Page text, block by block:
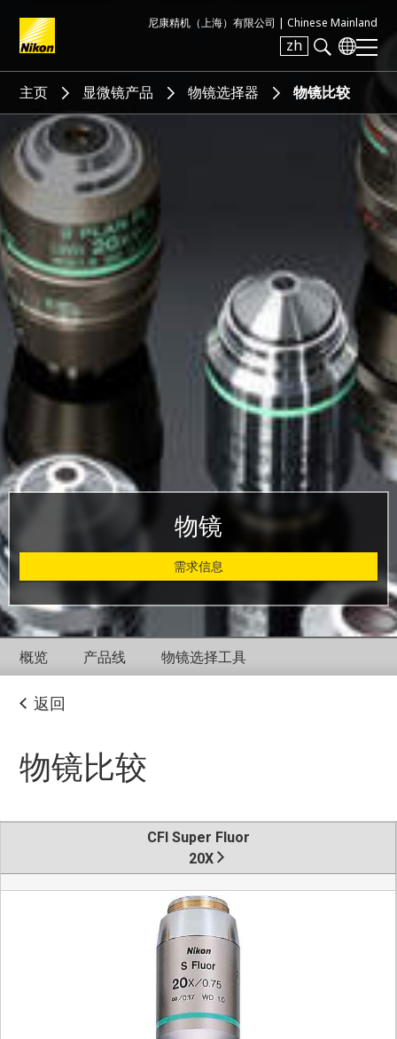
尼康精机（上海）有限公司 | Chinese Mainland
zh
Search keyword(s)
主页 显微镜产品 物镜选择器 物镜比较
物镜
需求信息
概览 产品线 物镜选择工具
返回
物镜比较
CFI Super Fluor
20X